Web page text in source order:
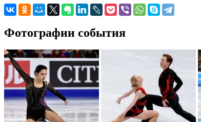
Фотографии события